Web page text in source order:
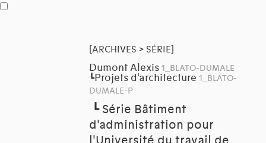
[ARCHIVES > SÉRIE]
Dumont Alexis 1_BLATO-DUMALE
┗Projets d'architecture 1_BLATO-
DUMALE-P
┗ Série Bâtiment
d'administration pour